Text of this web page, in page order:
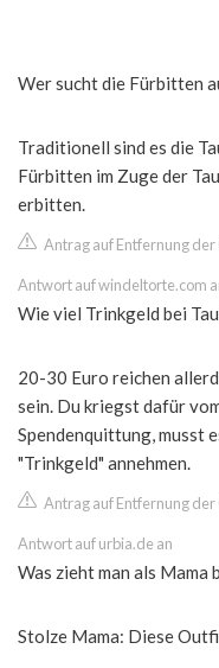
Wer sucht die Fürbitten
Traditionell sind es die
Fürbitten im Zuge der
erbitten.
Antrag auf Entfernung der
Antwort auf windeltorte.com
Wie viel Trinkgeld bei
20-30 Euro reichen
sein. Du kriegst dafür
Spendenquittung, musst
"Trinkgeld" annehmen.
Antrag auf Entfernung der
Antwort auf urbia.de an
Was zieht man als Mama
Stolze Mama: Diese